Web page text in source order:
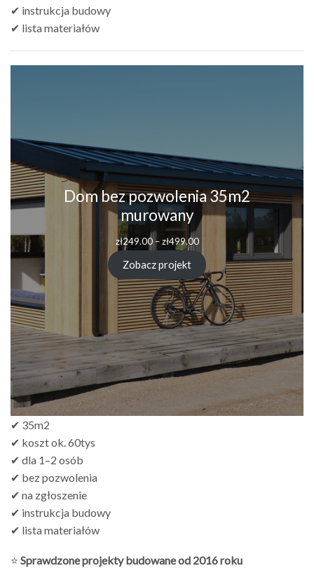
✔ instrukcja budowy
✔ lista materiałów
Dom bez pozwolenia 35m2
murowany
zł249.00 – zł499.00Zakres
od
zł249.00
do
zł499.00
Zobacz projekt
✔ 35m2
✔ koszt ok. 60tys
✔ dla 1–2 osób
✔ bez pozwolenia
✔ na zgłoszenie
✔ instrukcja budowy
✔ lista materiałów
⭐ Sprawdzone projekty budowane od 2016 roku